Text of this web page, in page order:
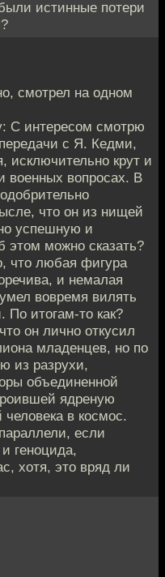
истинные потери
смотрел на одном
С интересом смотрю
с Я. Кедми,
исключительно крут и
военных вопросах. В
что он из нищей
успешную и
этом можно сказать?
что любая фигура
и немалая
вовремя вилять
итогам-то как?
он лично откусил
младенцев, но по
из разрухи,
объединенной
ядреную
в космос.
если
геноцида,
хотя, это вряд ли